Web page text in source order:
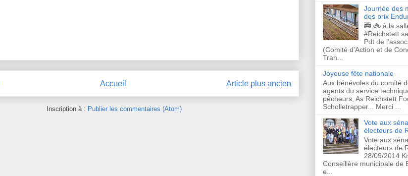
Article plus ancien
Accueil
Inscription à : Publier les commentaires (Atom)
Journée des
des prix
🚎 🚲 à la
#Reichstett
Pdt de
(Comité d’Action et de
Tran...
Joyeuse fête nationale
Aux bénévoles du comité
agents du service
pêcheurs, As Reichstett
Scholletrapper... Merci ...
Vote aux
électeurs de
Vote aux
électeurs de
28/09/2014
Conseillère municipale de
e...